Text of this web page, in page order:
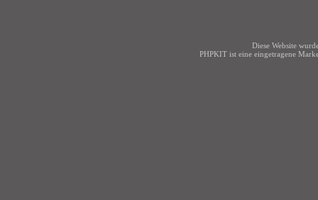
Diese Website
PHPKIT ist eine eingetragene